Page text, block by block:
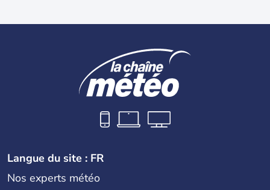
Langue du site : FR
Nos experts météo